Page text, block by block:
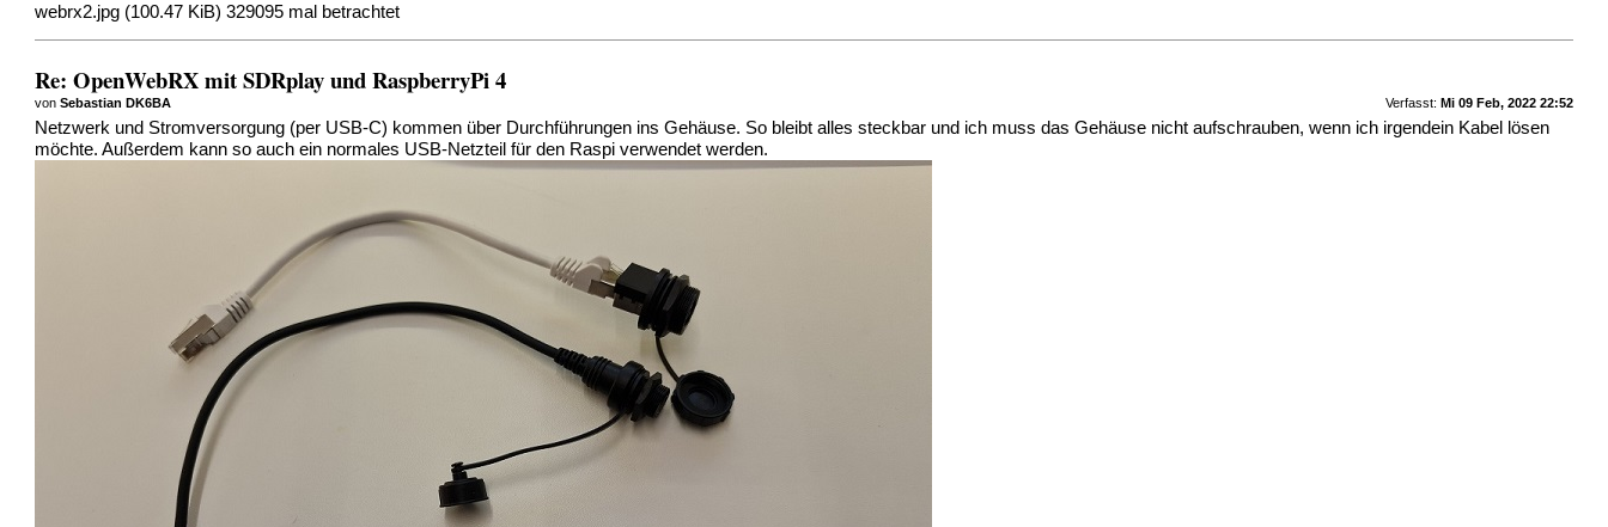
webrx2.jpg (100.47 KiB) 329095 mal betrachtet
Re: OpenWebRX mit SDRplay und RaspberryPi 4
Verfasst: Mi 09 Feb, 2022 22:52
vonSebastian DK6BA
Netzwerk und Stromversorgung (per USB-C) kommen über Durchführungen ins Gehäuse. So bleibt alles steckbar und ich muss das Gehäuse nicht aufschrauben, wenn ich irgendein Kabel lösen
möchte. Außerdem kann so auch ein normales USB-Netzteil für den Raspi verwendet werden.